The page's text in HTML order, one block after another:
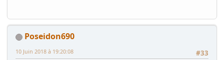
Poseidon690
#33
10 Juin 2018 à 19:20:08